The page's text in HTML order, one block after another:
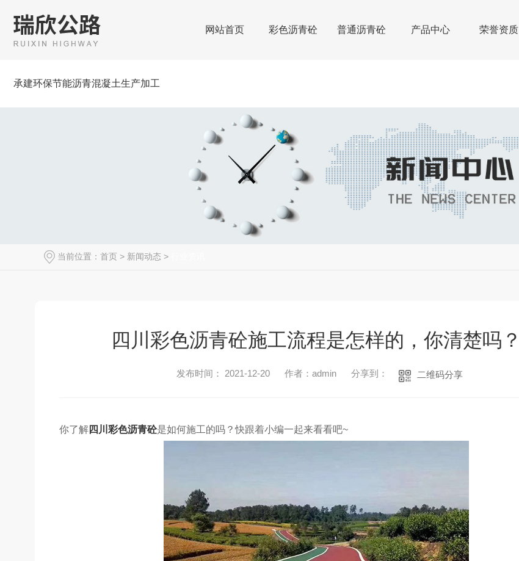
网站首页 彩色沥青砼 普通沥青砼 产品中心 荣誉资质
承建环保节能沥青混凝土生产加工
当前位置： 首页 > 新闻动态 >
四川彩色沥青砼施工流程是怎样的，你清楚吗？
发布时间： 2021-12-20 作者：admin 分享到： 二维码分享
你了解四川彩色沥青砼是如何施工的吗？快跟着小编一起来看看吧~